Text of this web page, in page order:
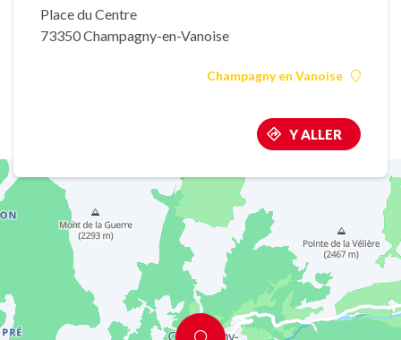
Place du Centre
73350 Champagny-en-Vanoise
Champagny en Vanoise
Y ALLER